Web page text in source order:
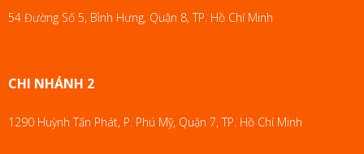
54 Đường Số 5, Bình Hưng, Quận 8, TP. Hồ Chí Minh
CHI NHÁNH 2
1290 Huỳnh Tấn Phát, P. Phú Mỹ, Quận 7, TP. Hồ Chí Minh